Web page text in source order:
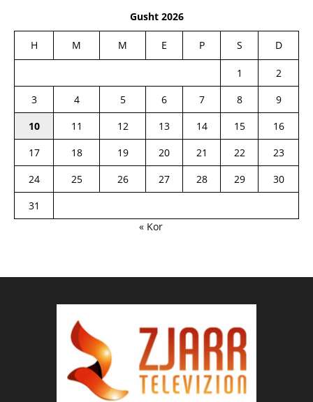
Gusht 2026
H M M E P S D
1
2
3
4 5 6 7 8
9
10
11 12 13 14 15
16
17
18 19 20 21 22
23
24
25 26 27 28 29
30
31
« Kor